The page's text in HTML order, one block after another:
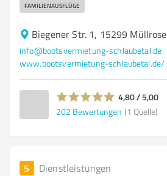
FAMILIENAUSFLÜGE
Biegener Str. 1, 15299 Müllrose
info@bootsvermietung-schlaubetal.de
www.bootsvermietung-schlaubetal.de/
4,80 / 5,00
202 Bewertungen (1 Quelle)
5 Dienstleistungen